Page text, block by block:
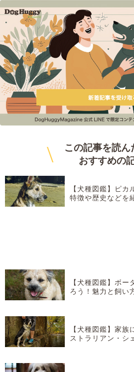
\
この記事を読ん
おすすめの
【犬種図鑑】ピカ
特徴や歴史などを
【犬種図鑑】ボー
ろう！魅力と飼い
【犬種図鑑】家族
ストラリアン・シ